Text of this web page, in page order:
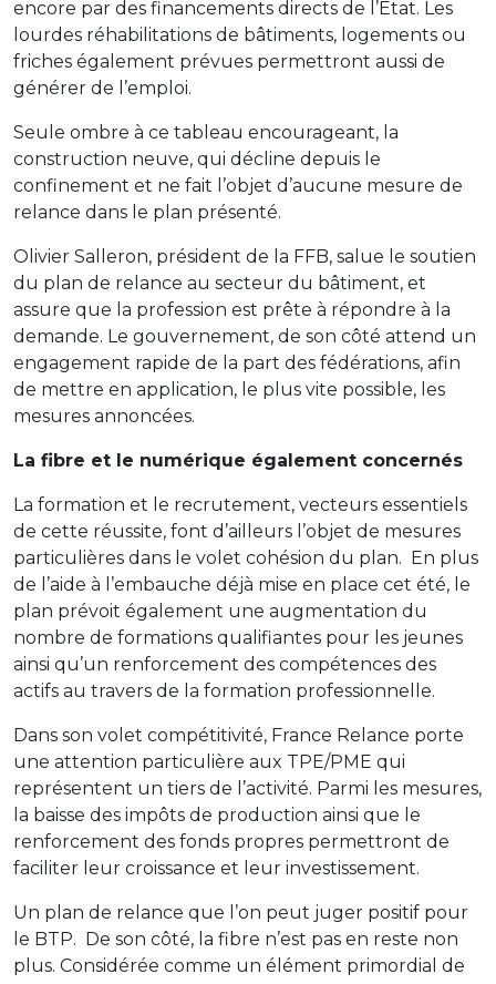
encore par des financements directs de l’État. Les
lourdes réhabilitations de bâtiments, logements ou
friches également prévues permettront aussi de
générer de l’emploi.
Seule ombre à ce tableau encourageant, la
construction neuve, qui décline depuis le
confinement et ne fait l’objet d’aucune mesure de
relance dans le plan présenté.
Olivier Salleron, président de la FFB, salue le soutien
du plan de relance au secteur du bâtiment, et
assure que la profession est prête à répondre à la
demande. Le gouvernement, de son côté attend un
engagement rapide de la part des fédérations, afin
de mettre en application, le plus vite possible, les
mesures annoncées.
La fibre et le numérique également concernés
La formation et le recrutement, vecteurs essentiels
de cette réussite, font d’ailleurs l’objet de mesures
particulières dans le volet cohésion du plan. En plus
de l’aide à l’embauche déjà mise en place cet été, le
plan prévoit également une augmentation du
nombre de formations qualifiantes pour les jeunes
ainsi qu’un renforcement des compétences des
actifs au travers de la formation professionnelle.
Dans son volet compétitivité, France Relance porte
une attention particulière aux TPE/PME qui
représentent un tiers de l’activité. Parmi les mesures,
la baisse des impôts de production ainsi que le
renforcement des fonds propres permettront de
faciliter leur croissance et leur investissement.
Un plan de relance que l’on peut juger positif pour
le BTP. De son côté, la fibre n’est pas en reste non
plus. Considérée comme un élément primordial de